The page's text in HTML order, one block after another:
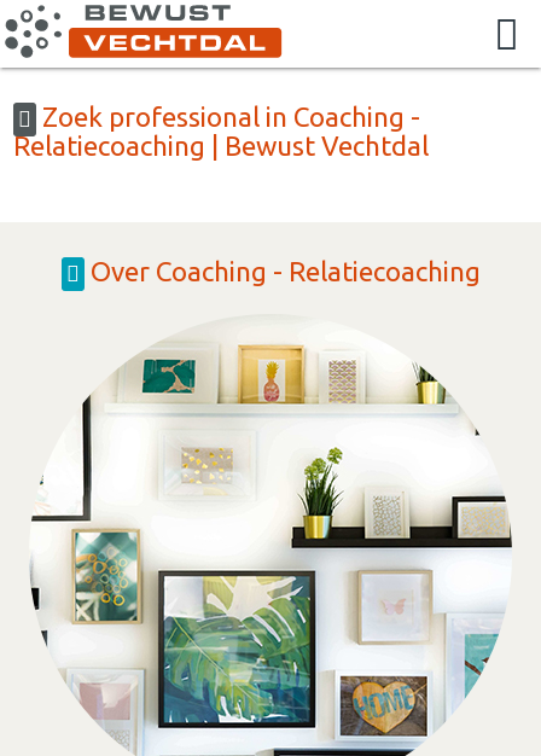
Zoek professional in Coaching -
Relatiecoaching | Bewust Vechtdal
Over Coaching - Relatiecoaching